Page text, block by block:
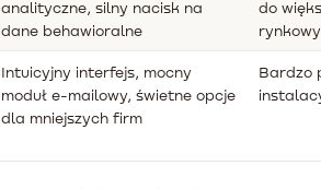
analityczne, silny nacisk na
dane behawioralne
do
Intuicyjny interfejs, mocny
moduł e-mailowy, świetne opcje
dla mniejszych firm
Bardzo